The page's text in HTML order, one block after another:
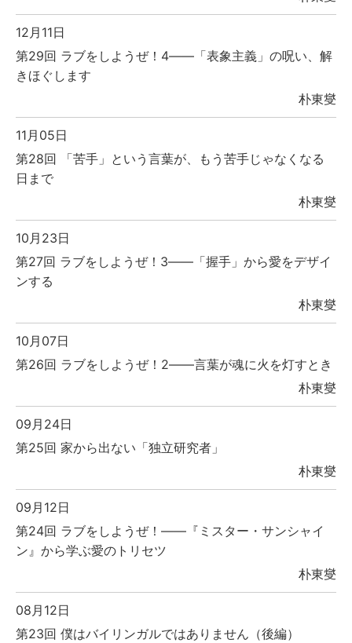
12月11日
第29回 ラブをしようぜ！4――「表象主義」の呪い、解
きほぐします
朴東燮
11月05日
第28回 「苦手」という言葉が、もう苦手じゃなくなる
日まで
朴東燮
10月23日
第27回 ラブをしようぜ！3――「握手」から愛をデザイ
ンする
朴東燮
10月07日
第26回 ラブをしようぜ！2――言葉が魂に火を灯すとき
朴東燮
09月24日
第25回 家から出ない「独立研究者」
朴東燮
09月12日
第24回 ラブをしようぜ！――『ミスター・サンシャイ
ン』から学ぶ愛のトリセツ
朴東燮
08月12日
第23回 僕はバイリンガルではありません（後編）